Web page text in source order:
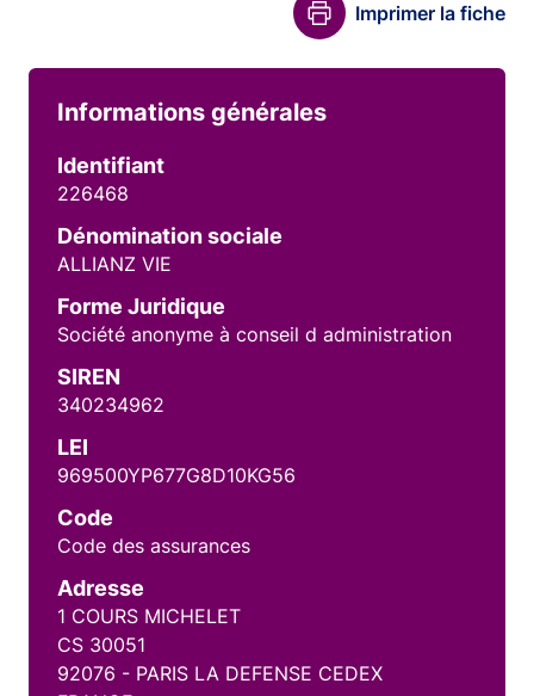
Imprimer la fiche
Informations générales
Identifiant
226468
Dénomination sociale
ALLIANZ VIE
Forme Juridique
Société anonyme à conseil d administration
SIREN
340234962
LEI
969500YP677G8D10KG56
Code
Code des assurances
Adresse
1 COURS MICHELET
CS 30051
92076 - PARIS LA DEFENSE CEDEX